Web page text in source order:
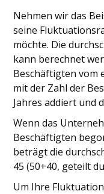
Nehmen wir das
seine
möchte. Die
kann berechnet
Beschäftigten vom
mit der Zahl der
Jahres addiert und
Wenn das
Beschäftigten
beträgt die
45 (50+40, geteilt
Um Ihre